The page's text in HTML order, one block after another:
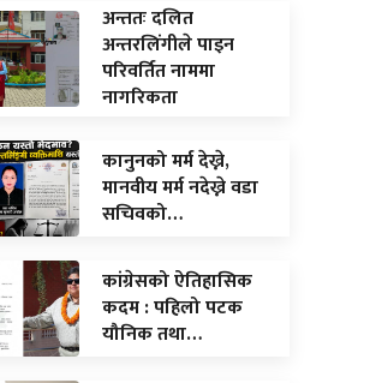
अन्ततः दलित
अन्तरलिंगीले पाइन
परिवर्तित नाममा
नागरिकता
कानुनको मर्म देख्ने,
मानवीय मर्म नदेख्ने वडा
सचिवको…
कांग्रेसको ऐतिहासिक
कदम : पहिलो पटक
यौनिक तथा…